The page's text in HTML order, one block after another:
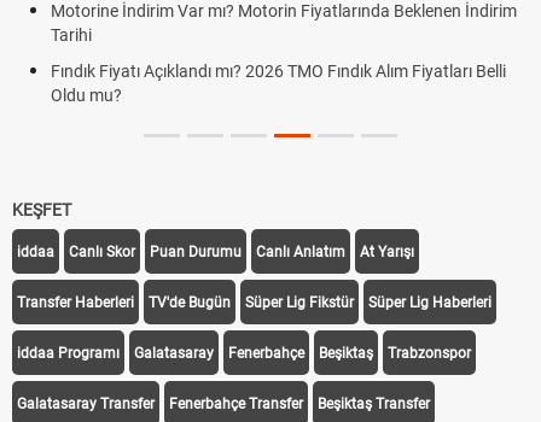
Motorine İndirim Var mı? Motorin Fiyatlarında Beklenen İndirim
Tarihi
Fındık Fiyatı Açıklandı mı? 2026 TMO Fındık Alım Fiyatları Belli
Oldu mu?
KEŞFET
iddaa Canlı Skor Puan Durumu Canlı Anlatım At Yarışı
Transfer Haberleri TV'de Bugün Süper Lig Fikstür Süper Lig Haberleri
iddaa Programı Galatasaray Fenerbahçe Beşiktaş Trabzonspor
Galatasaray Transfer Fenerbahçe Transfer Beşiktaş Transfer